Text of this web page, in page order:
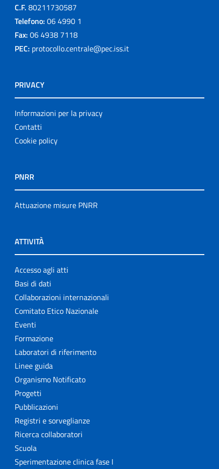
C.F. 80211730587
Telefono: 06 4990 1
Fax: 06 4938 7118
PEC: protocollo.centrale@pec.iss.it
PRIVACY
Informazioni per la privacy
Contatti
Cookie policy
PNRR
Attuazione misure PNRR
ATTIVITÀ
Accesso agli atti
Basi di dati
Collaborazioni internazionali
Comitato Etico Nazionale
Eventi
Formazione
Laboratori di riferimento
Linee guida
Organismo Notificato
Progetti
Pubblicazioni
Registri e sorveglianze
Ricerca collaboratori
Scuola
Sperimentazione clinica fase I